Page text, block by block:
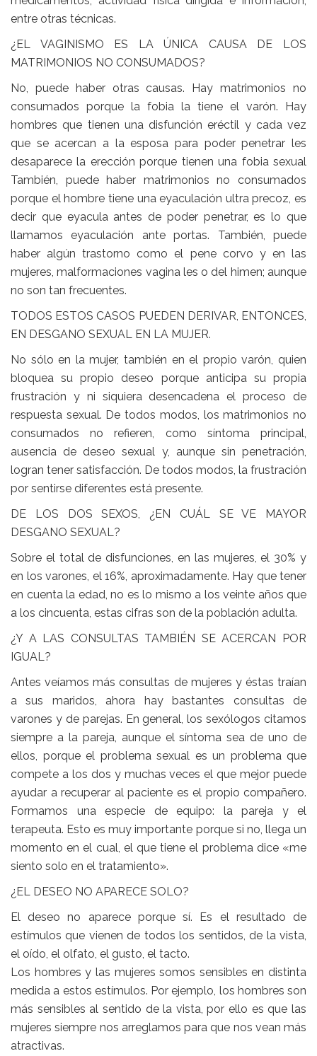
entre otras técnicas.
¿EL VAGINISMO ES LA ÚNICA CAUSA DE LOS
MATRIMONIOS NO CONSUMADOS?
No, puede haber otras causas. Hay matrimonios no
consumados porque la fobia la tiene el varón. Hay
hombres que tienen una disfunción eréctil y cada vez
que se acercan a la esposa para poder penetrar les
desaparece la erección porque tienen una fobia sexual
También, puede haber matrimonios no consumados
porque el hombre tiene una eyaculación ultra precoz, es
decir que eyacula antes de poder penetrar, es lo que
llamamos eyaculación ante portas. También, puede
haber algún trastorno como el pene corvo y en las
mujeres, malformaciones vagina les o del himen; aunque
no son tan frecuentes.
TODOS ESTOS CASOS PUEDEN DERIVAR, ENTONCES,
EN DESGANO SEXUAL EN LA MUJER.
No sólo en la mujer, también en el propio varón, quien
bloquea su propio deseo porque anticipa su propia
frustración y ni siquiera desencadena el proceso de
respuesta sexual. De todos modos, los matrimonios no
consumados no refieren, como síntoma principal,
ausencia de deseo sexual y, aunque sin penetración,
logran tener satisfacción. De todos modos, la frustración
por sentirse diferentes está presente.
DE LOS DOS SEXOS, ¿EN CUÁL SE VE MAYOR
DESGANO SEXUAL?
Sobre el total de disfunciones, en las mujeres, el 30% y
en los varones, el 16%, aproximadamente. Hay que tener
en cuenta la edad, no es lo mismo a los veinte años que
a los cincuenta, estas cifras son de la población adulta.
¿Y A LAS CONSULTAS TAMBIÉN SE ACERCAN POR
IGUAL?
Antes veíamos más consultas de mujeres y éstas traían
a sus maridos, ahora hay bastantes consultas de
varones y de parejas. En general, los sexólogos citamos
siempre a la pareja, aunque el síntoma sea de uno de
ellos, porque el problema sexual es un problema que
compete a los dos y muchas veces el que mejor puede
ayudar a recuperar al paciente es el propio compañero.
Formamos una especie de equipo: la pareja y el
terapeuta. Esto es muy importante porque si no, llega un
momento en el cual, el que tiene el problema dice «me
siento solo en el tratamiento».
¿EL DESEO NO APARECE SOLO?
El deseo no aparece porque sí. Es el resultado de
estímulos que vienen de todos los sentidos, de la vista,
el oído, el olfato, el gusto, el tacto.
Los hombres y las mujeres somos sensibles en distinta
medida a estos estímulos. Por ejemplo, los hombres son
más sensibles al sentido de la vista, por ello es que las
mujeres siempre nos arreglamos para que nos vean más
atractivas.